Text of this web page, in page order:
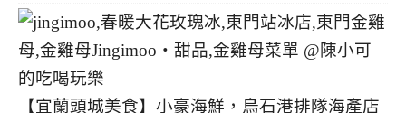
【宜蘭頭城美食】小豪海鮮，烏石港排隊海產店